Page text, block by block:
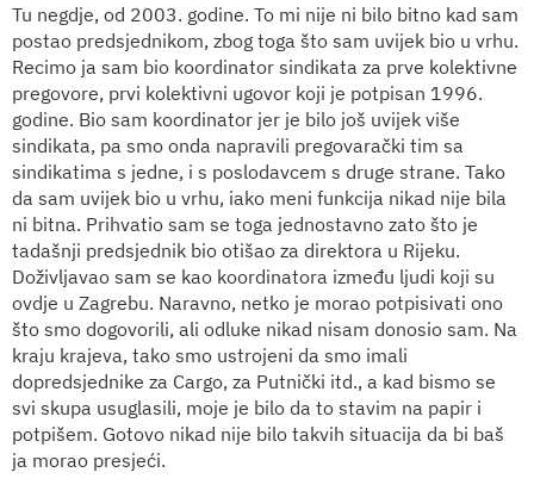
Tu negdje, od 2003. godine. To mi nije ni bilo bitno kad sam
postao predsjednikom, zbog toga što sam uvijek bio u vrhu.
Recimo ja sam bio koordinator sindikata za prve kolektivne
pregovore, prvi kolektivni ugovor koji je potpisan 1996.
godine. Bio sam koordinator jer je bilo još uvijek više
sindikata, pa smo onda napravili pregovarački tim sa
sindikatima s jedne, i s poslodavcem s druge strane. Tako
da sam uvijek bio u vrhu, iako meni funkcija nikad nije bila
ni bitna. Prihvatio sam se toga jednostavno zato što je
tadašnji predsjednik bio otišao za direktora u Rijeku.
Doživljavao sam se kao koordinatora između ljudi koji su
ovdje u Zagrebu. Naravno, netko je morao potpisivati ono
što smo dogovorili, ali odluke nikad nisam donosio sam. Na
kraju krajeva, tako smo ustrojeni da smo imali
dopredsjednike za Cargo, za Putnički itd., a kad bismo se
svi skupa usuglasili, moje je bilo da to stavim na papir i
potpišem. Gotovo nikad nije bilo takvih situacija da bi baš
ja morao presjeći.